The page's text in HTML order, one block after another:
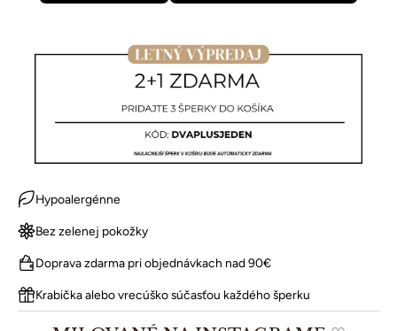
Hypoalergénne
Bez zelenej pokožky
Doprava zdarma pri objednávkach nad 90€
Krabička alebo vrecúško súčasťou každého šperku